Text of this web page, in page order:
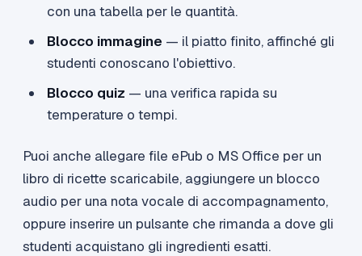
con una tabella per le quantità.
Blocco immagine — il piatto finito, affinché gli
studenti conoscano l'obiettivo.
Blocco quiz — una verifica rapida su
temperature o tempi.
Puoi anche allegare file ePub o MS Office per un
libro di ricette scaricabile, aggiungere un blocco
audio per una nota vocale di accompagnamento,
oppure inserire un pulsante che rimanda a dove gli
studenti acquistano gli ingredienti esatti.